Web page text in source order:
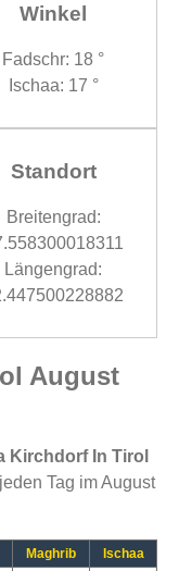
Winkel
Fadschr: 18 °
Ischaa: 17 °
Standort
Breitengrad:
Längengrad:
August
Kirchdorf In Tirol
Tag im August
Maghrib
Ischaa